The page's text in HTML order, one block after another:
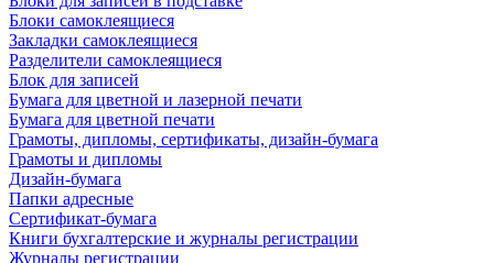
Блоки самоклеящиеся
Закладки самоклеящиеся
Разделители самоклеящиеся
Блок для записей
Бумага для цветной и лазерной печати
Бумага для цветной печати
Грамоты, дипломы, сертификаты, дизайн-бумага
Грамоты и дипломы
Дизайн-бумага
Папки адресные
Сертификат-бумага
Книги бухгалтерские и журналы регистрации
Журналы регистрации